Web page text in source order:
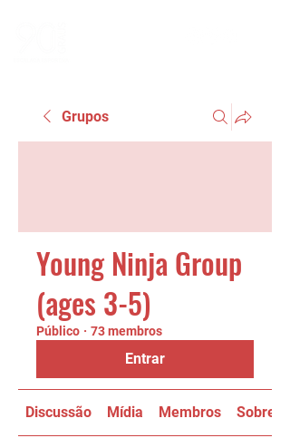
Grupos
Young Ninja Group
(ages 3-5)
Público · 73 membros
Entrar
Discussão Mídia Membros Sobre